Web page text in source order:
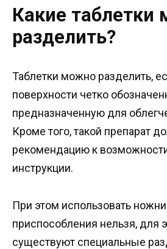
Какие таблетки
разделить?
Таблетки можно разделить,
поверхности четко
предназначенную для
Кроме того, такой препарат
рекомендацию к
инструкции.
При этом использовать
приспособления нельзя, для
существуют специальные